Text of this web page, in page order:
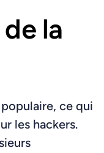
la
ce qui
les hackers.